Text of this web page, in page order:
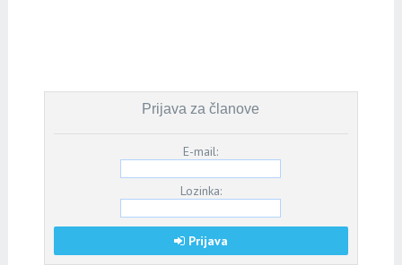
Prijava za članove
E-mail:
Lozinka:
Prijava